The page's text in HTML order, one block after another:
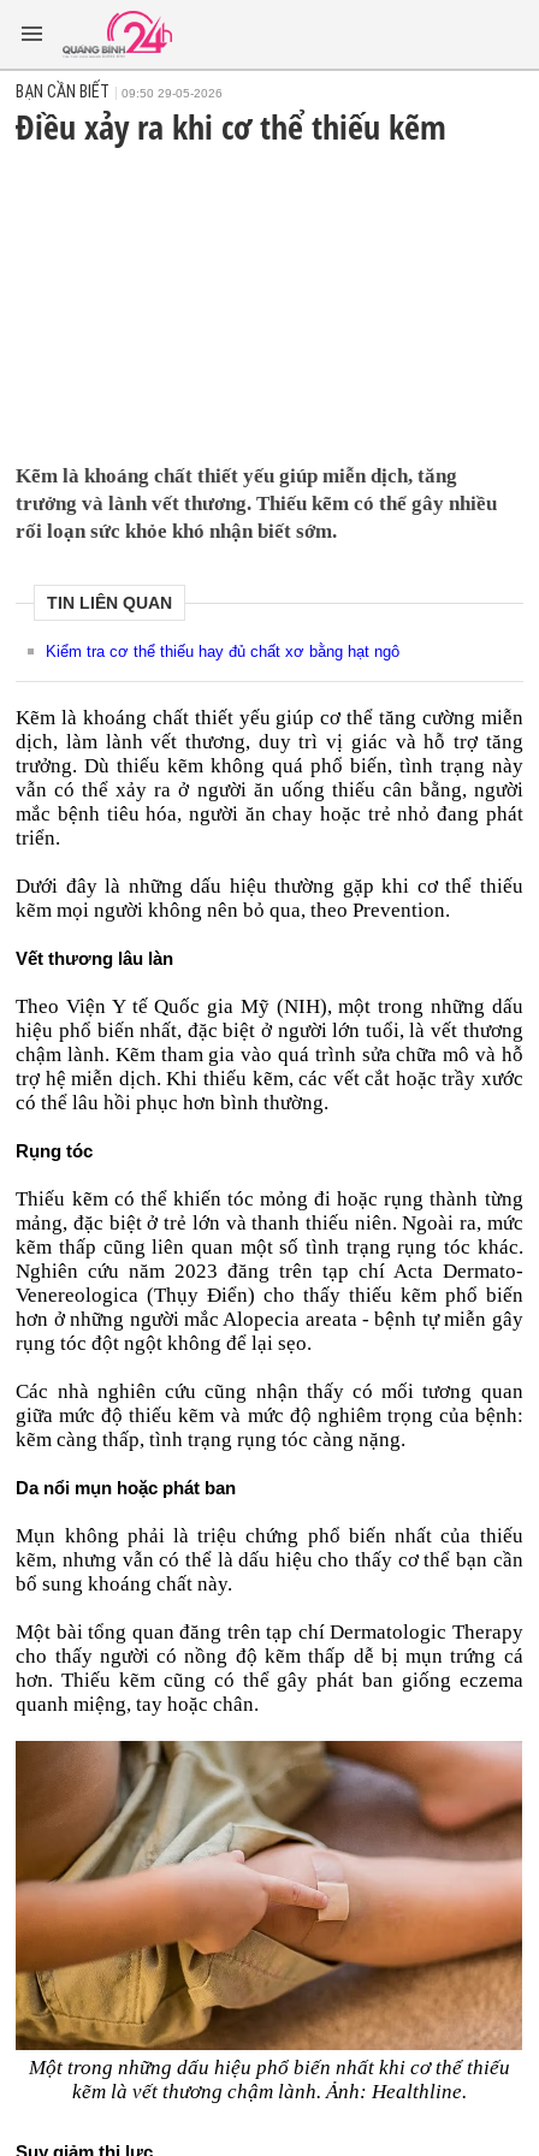
BẠN CẦN BIẾT 09:50 29-05-2026
Điều xảy ra khi cơ thể thiếu kẽm
Kẽm là khoáng chất thiết yếu giúp miễn dịch, tăng
trưởng và lành vết thương. Thiếu kẽm có thể gây nhiều
rối loạn sức khỏe khó nhận biết sớm.
TIN LIÊN QUAN
Kiểm tra cơ thể thiếu hay đủ chất xơ bằng hạt ngô
Kẽm là khoáng chất thiết yếu giúp cơ thể tăng cường miễn
dịch, làm lành vết thương, duy trì vị giác và hỗ trợ tăng
trưởng. Dù thiếu kẽm không quá phổ biến, tình trạng này
vẫn có thể xảy ra ở người ăn uống thiếu cân bằng, người
mắc bệnh tiêu hóa, người ăn chay hoặc trẻ nhỏ đang phát
triển.
Dưới đây là những dấu hiệu thường gặp khi cơ thể thiếu
kẽm mọi người không nên bỏ qua, theo Prevention.
Vết thương lâu làn
Theo Viện Y tế Quốc gia Mỹ (NIH), một trong những dấu
hiệu phổ biến nhất, đặc biệt ở người lớn tuổi, là vết thương
chậm lành. Kẽm tham gia vào quá trình sửa chữa mô và hỗ
trợ hệ miễn dịch. Khi thiếu kẽm, các vết cắt hoặc trầy xước
có thể lâu hồi phục hơn bình thường.
Rụng tóc
Thiếu kẽm có thể khiến tóc mỏng đi hoặc rụng thành từng
mảng, đặc biệt ở trẻ lớn và thanh thiếu niên. Ngoài ra, mức
kẽm thấp cũng liên quan một số tình trạng rụng tóc khác.
Nghiên cứu năm 2023 đăng trên tạp chí Acta Dermato-
Venereologica (Thụy Điển) cho thấy thiếu kẽm phổ biến
hơn ở những người mắc Alopecia areata - bệnh tự miễn gây
rụng tóc đột ngột không để lại sẹo.
Các nhà nghiên cứu cũng nhận thấy có mối tương quan
giữa mức độ thiếu kẽm và mức độ nghiêm trọng của bệnh:
kẽm càng thấp, tình trạng rụng tóc càng nặng.
Da nổi mụn hoặc phát ban
Mụn không phải là triệu chứng phổ biến nhất của thiếu
kẽm, nhưng vẫn có thể là dấu hiệu cho thấy cơ thể bạn cần
bổ sung khoáng chất này.
Một bài tổng quan đăng trên tạp chí Dermatologic Therapy
cho thấy người có nồng độ kẽm thấp dễ bị mụn trứng cá
hơn. Thiếu kẽm cũng có thể gây phát ban giống eczema
quanh miệng, tay hoặc chân.
Một trong những dấu hiệu phổ biến nhất khi cơ thể thiếu
kẽm là vết thương chậm lành. Ảnh: Healthline.
Suy giảm thị lực